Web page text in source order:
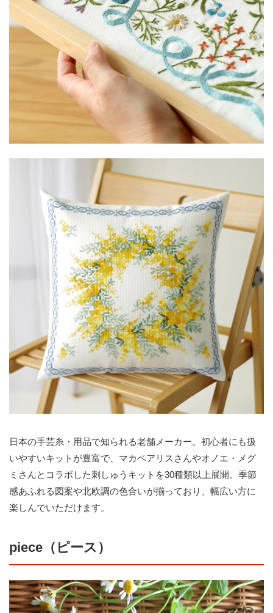
日本の手芸糸・用品で知られる老舗メーカー。初心者にも扱
いやすいキットが豊富で、マカベアリスさんやオノエ・メグ
ミさんとコラボした刺しゅうキットを30種類以上展開。季節
感あふれる図案や北欧調の色合いが揃っており、幅広い方に
楽しんでいただけます。
piece（ピース）